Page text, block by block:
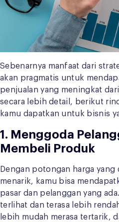
Sebenarnya manfaat dari
akan pragmatis untuk
penjualan yang meningkat
secara lebih detail, berikut
kamu dapatkan untuk bisnis
1. Menggoda
Membeli Produk
Dengan potongan harga yang
menarik, kamu bisa
pasar dan pelanggan yang
terlihat dan terasa lebih
lebih mudah merasa tertarik,